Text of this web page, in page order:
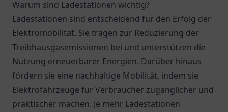
Warum sind Ladestationen wichtig?
Ladestationen sind entscheidend für den Erfolg der
Elektromobilität. Sie tragen zur Reduzierung der
Treibhausgasemissionen bei und unterstützen die
Nutzung erneuerbarer Energien. Darüber hinaus
fördern sie eine nachhaltige Mobilität, indem sie
Elektrofahrzeuge für Verbraucher zugänglicher und
praktischer machen. Je mehr Ladestationen